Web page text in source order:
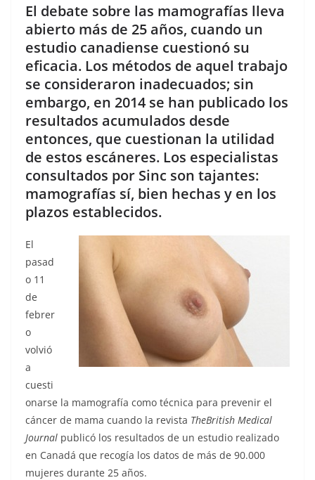
El debate sobre las mamografías lleva
abierto más de 25 años, cuando un
estudio canadiense cuestionó su
eficacia. Los métodos de aquel trabajo
se consideraron inadecuados; sin
embargo, en 2014 se han publicado los
resultados acumulados desde
entonces, que cuestionan la utilidad
de estos escáneres. Los especialistas
consultados por Sinc son tajantes:
mamografías sí, bien hechas y en los
plazos establecidos.
El
pasad
o 11
de
febrer
o
volvió
a
cuesti
onarse la mamografía como técnica para prevenir el
cáncer de mama cuando la revista TheBritish Medical
Journal publicó los resultados de un estudio realizado
en Canadá que recogía los datos de más de 90.000
mujeres durante 25 años.